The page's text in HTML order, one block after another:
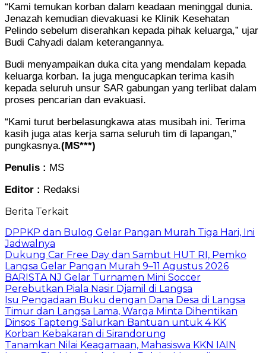
“Kami temukan korban dalam keadaan meninggal dunia.
Jenazah kemudian dievakuasi ke Klinik Kesehatan
Pelindo sebelum diserahkan kepada pihak keluarga,” ujar
Budi Cahyadi dalam keterangannya.
Budi menyampaikan duka cita yang mendalam kepada
keluarga korban. Ia juga mengucapkan terima kasih
kepada seluruh unsur SAR gabungan yang terlibat dalam
proses pencarian dan evakuasi.
“Kami turut berbelasungkawa atas musibah ini. Terima
kasih juga atas kerja sama seluruh tim di lapangan,”
pungkasnya.(MS***)
Penulis : MS
Editor : Redaksi
Berita Terkait
DPPKP dan Bulog Gelar Pangan Murah Tiga Hari, Ini
Jadwalnya
Dukung Car Free Day dan Sambut HUT RI, Pemko
Langsa Gelar Pangan Murah 9–11 Agustus 2026
BARISTA NJ Gelar Turnamen Mini Soccer
Perebutkan Piala Nasir Djamil di Langsa
Isu Pengadaan Buku dengan Dana Desa di Langsa
Timur dan Langsa Lama, Warga Minta Dihentikan
Dinsos Tapteng Salurkan Bantuan untuk 4 KK
Korban Kebakaran di Sirandorung
Tanamkan Nilai Keagamaan, Mahasiswa KKN IAIN